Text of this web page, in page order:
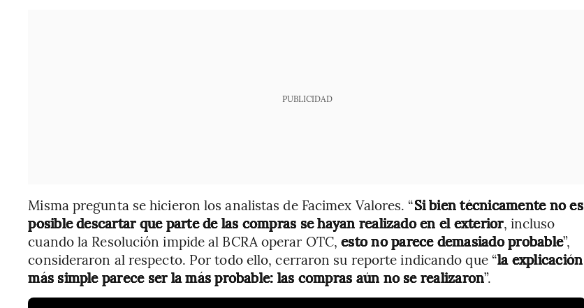
PUBLICIDAD
Misma pregunta se hicieron los analistas de Facimex Valores. “Si bien técnicamente no es
posible descartar que parte de las compras se hayan realizado en el exterior, incluso
cuando la Resolución impide al BCRA operar OTC,esto no parece demasiado probable”,
consideraron al respecto. Por todo ello, cerraron su reporte indicando que “la explicación
más simple parece ser la más probable: las compras aún no se realizaron”.